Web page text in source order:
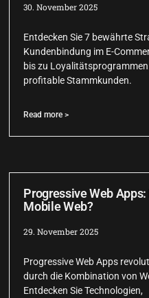
30. November 2025
Entdecken Sie 7 bewährte
Kundenbindung im E-
bis zu
profitable Stammkunden.
Read more >
Progressive Web
Mobile Web?
29. November 2025
Progressive Web Apps
durch die Kombination von
Entdecken Sie Technologien,